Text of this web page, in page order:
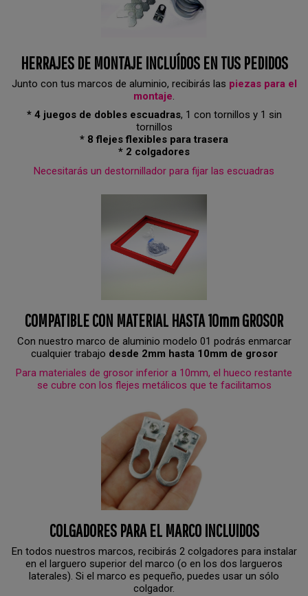
HERRAJES DE MONTAJE INCLUÍDOS EN TUS PEDIDOS
Junto con tus marcos de aluminio, recibirás las piezas para el
montaje.
* 4 juegos de dobles escuadras, 1 con tornillos y 1 sin
tornillos
* 8 flejes flexibles para trasera
* 2 colgadores
Necesitarás un destornillador para fijar las escuadras
COMPATIBLE CON MATERIAL HASTA 10mm GROSOR
Con nuestro marco de aluminio modelo 01 podrás enmarcar
cualquier trabajo desde 2mm hasta 10mm de grosor
Para materiales de grosor inferior a 10mm, el hueco restante
se cubre con los flejes metálicos que te facilitamos
COLGADORES PARA EL MARCO INCLUIDOS
En todos nuestros marcos, recibirás 2 colgadores para instalar
en el larguero superior del marco (o en los dos largueros
laterales). Si el marco es pequeño, puedes usar un sólo
colgador.